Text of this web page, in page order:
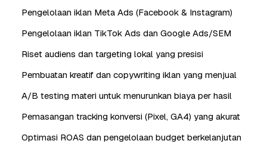
Pengelolaan iklan Meta Ads (Facebook & Instagram)
Pengelolaan iklan TikTok Ads dan Google Ads/SEM
Riset audiens dan targeting lokal yang presisi
Pembuatan kreatif dan copywriting iklan yang menjual
A/B testing materi untuk menurunkan biaya per hasil
Pemasangan tracking konversi (Pixel, GA4) yang akurat
Optimasi ROAS dan pengelolaan budget berkelanjutan